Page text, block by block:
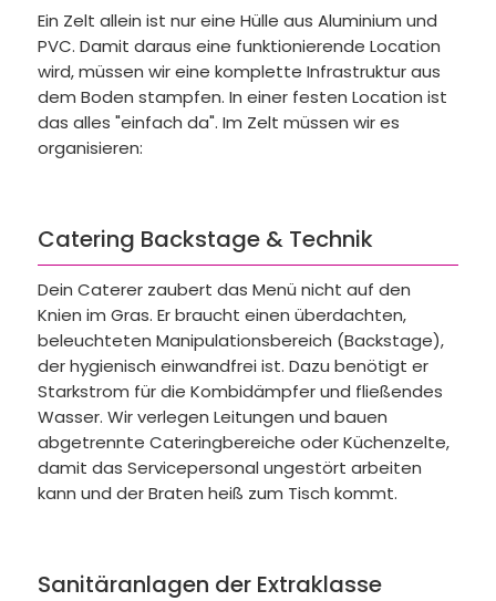
Ein Zelt allein ist nur eine Hülle aus Aluminium und
PVC. Damit daraus eine funktionierende Location
wird, müssen wir eine komplette Infrastruktur aus
dem Boden stampfen. In einer festen Location ist
das alles "einfach da". Im Zelt müssen wir es
organisieren:
Catering Backstage & Technik
Dein Caterer zaubert das Menü nicht auf den
Knien im Gras. Er braucht einen überdachten,
beleuchteten Manipulationsbereich (Backstage),
der hygienisch einwandfrei ist. Dazu benötigt er
Starkstrom für die Kombidämpfer und fließendes
Wasser. Wir verlegen Leitungen und bauen
abgetrennte Cateringbereiche oder Küchenzelte,
damit das Servicepersonal ungestört arbeiten
kann und der Braten heiß zum Tisch kommt.
Sanitäranlagen der Extraklasse